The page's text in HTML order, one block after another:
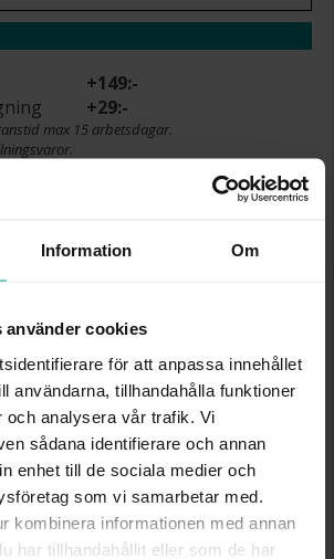
Information Om
använder cookies
för att anpassa innehållet
användarna, tillhandahålla funktioner
och analysera vår trafik. Vi
sådana identifierare och annan
enhet till de sociala medier och
som vi samarbetar med.
kombinera informationen med annan
har tillhandahållit eller som de har
+149:-
+29:-
max 15 arbetsdagar.
FÖR ATT LÄGGA I
och bytesrätt gäller ej för
ringar från Albrekts by Schalins
Leveranstiden är 5-15
Läs mer om
köp i webbshoppenhär.